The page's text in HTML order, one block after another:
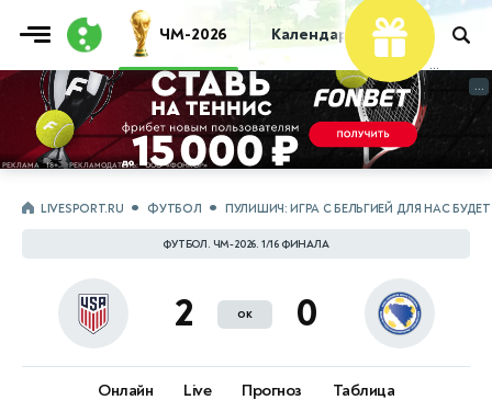
ЧМ-2026 Календарь Таблица
...
...
LIVESPORT.RU ФУТБОЛ ПУЛИШИЧ: ИГРА С БЕЛЬГИЕЙ ДЛЯ НАС
ФУТБОЛ. ЧМ-2026. 1/16 ФИНАЛА
2 ок 0
Онлайн Live Прогноз Таблица